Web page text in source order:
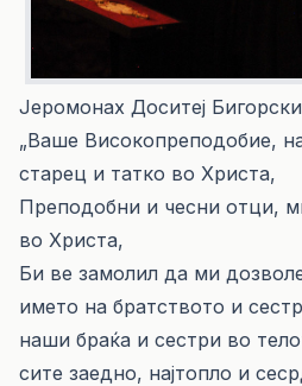
Јеромонах Доситеј Бигорски
„Ваше Високопреподобие,
старец и татко во Христа,
Преподобни и чесни отци,
во Христа,
Би ве замолил да ми
името на братството и
наши браќа и сестри во
сите заедно, најтопло и